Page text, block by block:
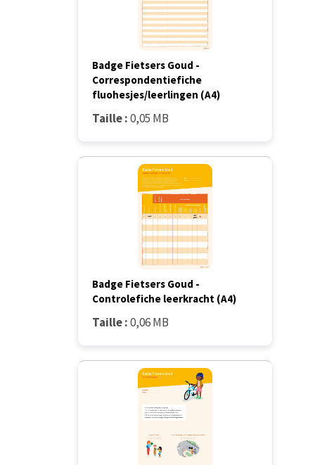
Badge Fietsers Goud -
Correspondentiefiche
fluohesjes/leerlingen (A4)
Taille :0,05 MB
Badge Fietsers Goud -
Controlefiche leerkracht (A4)
Taille :0,06 MB